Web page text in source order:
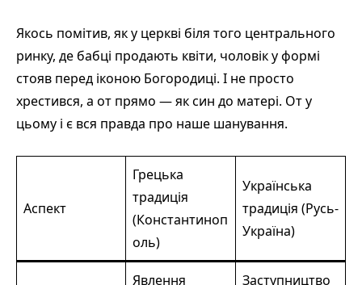
Якось помітив, як у церкві біля того центрального
ринку, де бабці продають квіти, чоловік у формі
стояв перед іконою Богородиці. І не просто
хрестився, а от прямо — як син до матері. От у
цьому і є вся правда про наше шанування.
Аспект
Грецька
традиція
(Константиноп
оль)
Українська
традиція (Русь-
Україна)
Явлення Заступництво